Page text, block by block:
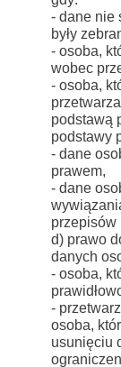
- dane nie
były
- osoba,
wobec
- osoba,
podstawą
podstawy
- dane
prawem,
- dane
przepisów
d) prawo
danych
- osoba,
-
osoba,
usunięciu